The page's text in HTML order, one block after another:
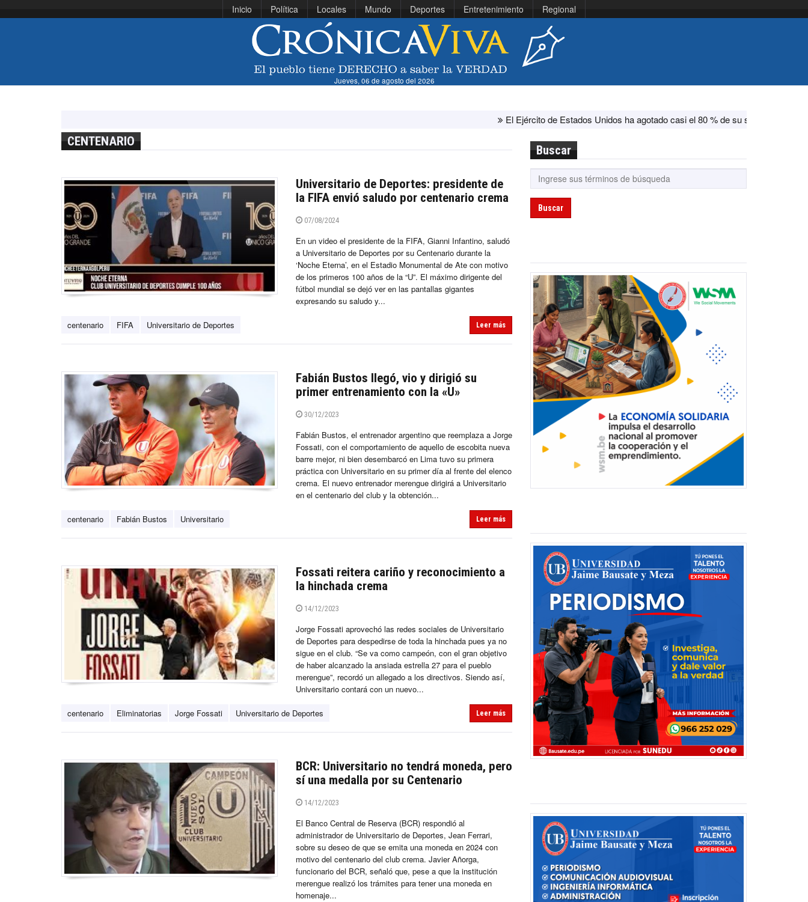
Inicio Política Locales Mundo Deportes Entretenimiento Regional
Jueves, 06 de agosto del 2026
El Ejército de Estados Unidos ha agotado casi el 80 % de su sistema antimisiles, según CNN
CENTENARIO
Universitario de Deportes: presidente de
la FIFA envió saludo por centenario crema
07/08/2024
En un video el presidente de la FIFA, Gianni Infantino, saludó
a Universitario de Deportes por su Centenario durante la
‘Noche Eterna’, en el Estadio Monumental de Ate con motivo
de los primeros 100 años de la “U”. El máximo dirigente del
fútbol mundial se dejó ver en las pantallas gigantes
expresando su saludo y...
centenario FIFA Universitario de Deportes Leer más
Fabián Bustos llegó, vio y dirigió su
primer entrenamiento con la «U»
30/12/2023
Fabián Bustos, el entrenador argentino que reemplaza a Jorge
Fossati, con el comportamiento de aquello de escobita nueva
barre mejor, ni bien desembarcó en Lima tuvo su primera
práctica con Universitario en su primer día al frente del elenco
crema. El nuevo entrenador merengue dirigirá a Universitario
en el centenario del club y la obtención...
centenario Fabián Bustos Universitario Leer más
Fossati reitera cariño y reconocimiento a
la hinchada crema
14/12/2023
Jorge Fossati aprovechó las redes sociales de Universitario
de Deportes para despedirse de toda la hinchada pues ya no
sigue en el club. “Se va como campeón, con el gran objetivo
de haber alcanzado la ansiada estrella 27 para el pueblo
merengue”, recordó un allegado a los directivos. Siendo así,
Universitario contará con un nuevo...
centenario Eliminatorias Jorge Fossati Universitario de Deportes Leer más
BCR: Universitario no tendrá moneda, pero
sí una medalla por su Centenario
14/12/2023
El Banco Central de Reserva (BCR) respondió al
administrador de Universitario de Deportes, Jean Ferrari,
sobre su deseo de que se emita una moneda en 2024 con
motivo del centenario del club crema. Javier Añorga,
funcionario del BCR, señaló que, pese a que la institución
merengue realizó los trámites para tener una moneda en
homenaje...
Buscar
Buscar